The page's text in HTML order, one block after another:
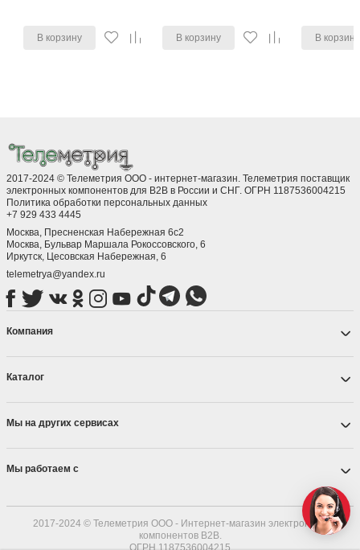
В корзину В корзину В корзину
2017-2024 © Телеметрия ООО - интернет-магазин. Телеметрия поставщик
электронных компонентов для B2B в России и СНГ. ОГРН 1187536004215
Политика обработки персональных данных
+7 929 433 4445
Москва, Пресненская Набережная 6с2
Москва, ​Бульвар Маршала Рокоссовского, 6
Иркутск, ​Цесовская Набережная, 6
telemetrya@yandex.ru
Компания
Каталог
Мы на других сервисах
Мы работаем с
2017-2024 © Телеметрия ООО - Интернет-магазин электронных
компонентов B2B.
ОГРН 1187536004215